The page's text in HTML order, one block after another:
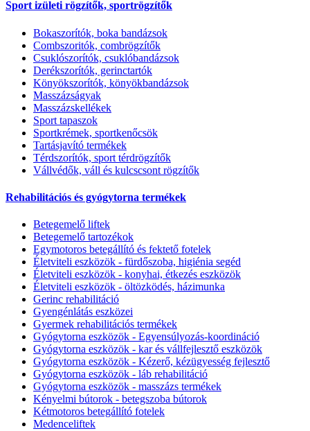
Sport izületi rögzítők, sportrögzítők
Bokaszorítók, boka bandázsok
Combszoritók, combrögzítők
Csuklószorítók, csuklóbandázsok
Derékszorítók, gerinctartók
Könyökszorítók, könyökbandázsok
Masszázságyak
Masszázskellékek
Sport tapaszok
Sportkrémek, sportkenőcsök
Tartásjavító termékek
Térdszorítók, sport térdrögzítők
Vállvédők, váll és kulcscsont rögzítők
Rehabilitációs és gyógytorna termékek
Betegemelő liftek
Betegemelő tartozékok
Egymotoros betegállító és fektető fotelek
Életviteli eszközök - fürdőszoba, higiénia segéd
Életviteli eszközök - konyhai, étkezés eszközök
Életviteli eszközök - öltözködés, házimunka
Gerinc rehabilitáció
Gyengénlátás eszközei
Gyermek rehabilitációs termékek
Gyógytorna eszközök - Egyensúlyozás-koordináció
Gyógytorna eszközök - kar és vállfejlesztő eszközök
Gyógytorna eszközök - Kézerő, kézügyesség fejlesztő
Gyógytorna eszközök - láb rehabilitáció
Gyógytorna eszközök - masszázs termékek
Kényelmi bútorok - betegszoba bútorok
Kétmotoros betegállító fotelek
Medenceliftek